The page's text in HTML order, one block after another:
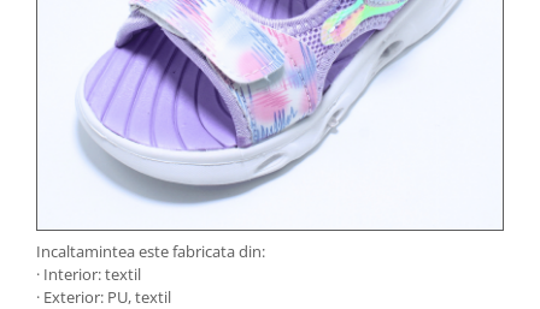
Incaltamintea este fabricata din:
· Interior: textil
· Exterior: PU, textil